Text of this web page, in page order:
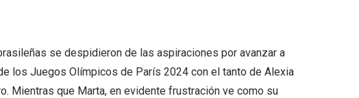
se despidieron de las aspiraciones por avanzar a
los Juegos Olímpicos de París 2024 con el tanto de Alexia
Mientras que Marta, en evidente frustración ve como su